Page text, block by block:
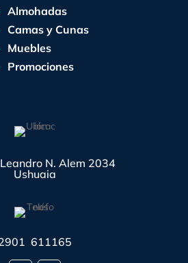
Almohadas
Camas y Cunas
Muebles
Promociones
N. Alem 2034
Ushuaia
611165